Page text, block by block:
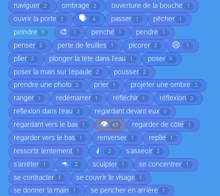
naviguer 2 ombrage 2 ouverture de la bouche 1
ouvrir la porte 1 🗣️ 4 passer 1 pêcher 1
peindre 11 🎨 1 penché 1 pendre 1
penser 2 perte de feuilles 1 picorer 2 😢 1
plier 2 plonger la tête dans l'eau 1 poser 4
poser la main sur l'épaule 2 pousser 2
prendre une photo 2 prier 1 projeter une ombre 3
ranger 1 redémarrer 1 réfléchir 1 réflexion 3
réflexion dans l'eau 2 regardant devant eux 1
regardant vers le bas 1 👁️ 45 regarder de côté 1
regarder vers le bas 1 renverser 1 replié 1
ressortir lentement 1 🧎 2 s'asseoir 2
s’arrêter 1 🦘 2 sculpter 1 se concentrer 1
se contracter 1 se couvrir le visage 1
se donner la main 1 se pencher en arrière 1